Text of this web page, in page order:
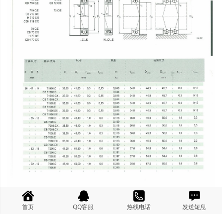
首页 QQ客服 热线电话 发送短息